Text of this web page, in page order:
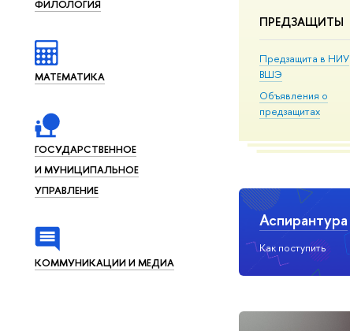
ПРЕДЗАЩИТЫ
Предзащита в НИУ
ВШЭ
Объявления о
предзащитах
Аспирантура
Как поступить
ФИЛОЛОГИЯ
МАТЕМАТИКА
ГОСУДАРСТВЕННОЕ
И МУНИЦИПАЛЬНОЕ
УПРАВЛЕНИЕ
КОММУНИКАЦИИ И МЕДИА